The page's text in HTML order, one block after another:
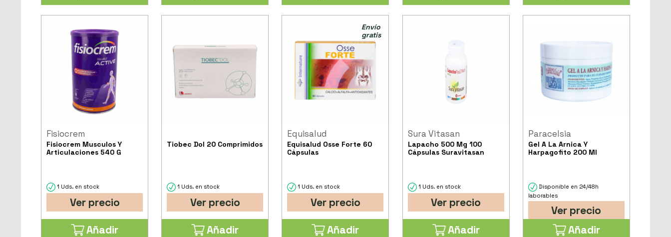
Fisiocrem
Fisiocrem Musculos Y
Articulaciones 540 G
1 Uds. en stock
Ver precio
Añadir
Tiobec Dol 20 Comprimidos
1 Uds. en stock
Ver precio
Añadir
Equisalud
Equisalud Osse Forte 60
Cápsulas
Envío
gratis
1 Uds. en stock
Ver precio
Añadir
Sura Vitasan
Lapacho 500 Mg 100
Cápsulas Suravitasan
1 Uds. en stock
Ver precio
Añadir
Paracelsia
Gel A La Arnica Y
Harpagofito 200 Ml
Disponible en 24/48h
laborables
Ver precio
Añadir